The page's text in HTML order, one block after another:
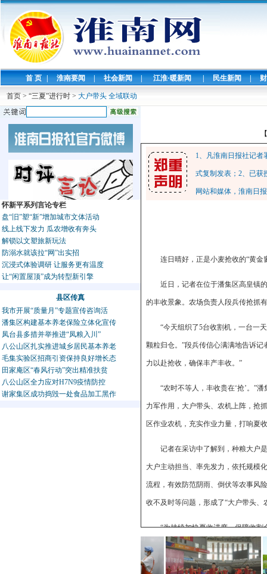
首 页 | 淮南要闻 | 社会新闻 | 江淮·暖新闻 | 民生新闻 |
首页 > “三夏”进行时 > 大户带头 全域联动
怀新平系列言论专栏
盘“旧”塑“新”增加城市文体活动
线上线下发力 瓜农增收有奔头
解锁以文塑旅新玩法
防溺水就该拉“网”出实招
沉浸式体验调研 让服务更有温度
让“闲置屋顶”成为转型新引擎
县区传真
我市开展“质量月”专题宣传咨询活
潘集区构建基本养老保险立体化宣传
凤台县多措并举推进“凤粮入川”
八公山区扎实推进城乡居民基本养老
毛集实验区招商引资保持良好增长态
田家庵区“春风行动”突出精准扶贫
八公山区全力应对H7N9疫情防控
谢家集区成功捣毁一处食品加工黑作
1、凡淮南日报社记
式复制发表；2、已获
网站和媒体，淮南日
连日晴好，正是小麦抢收的“黄金
近日，记者在位于潘集区高皇镇
的丰收景象。农场负责人段兵传抢抓
“今天组织了5台收割机，一台一
颗粒归仓。”段兵传信心满满地告诉
力以赴抢收，确保丰产丰收。”
“农时不等人，丰收贵在‘抢’。”
力军作用，大户带头、农机上阵，抢
区作业农机，充实作业力量，打响夏
记者在采访中了解到，种粮大户
大户主动担当、率先发力，依托规模
流程，有效防范阴雨、倒伏等农事风
收不及时等问题，形成了“大户带头
“为持续加快夏收进度、保障收割
表示，全区在用足用好本地2800余台
有效破解局部农机不足、收割进度不